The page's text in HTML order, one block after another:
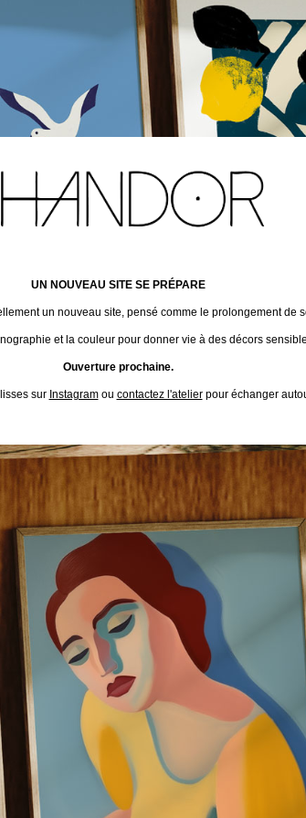
UN NOUVEAU SITE SE PRÉPARE
un nouveau site, pensé comme le prolongement de
et la couleur pour donner vie à des décors
Ouverture prochaine.
sur Instagramou contactez l'atelierpour échanger